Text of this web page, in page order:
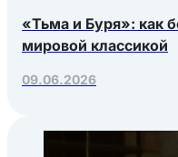
«Тьма и Буря»: как
мировой классикой
09.06.2026